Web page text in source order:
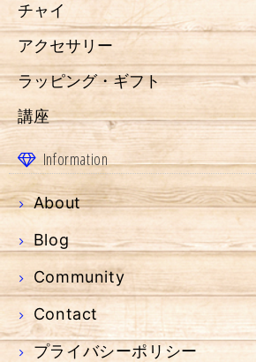
チャイ
アクセサリー
ラッピング・ギフト
講座
Information
About
Blog
Community
Contact
プライバシーポリシー